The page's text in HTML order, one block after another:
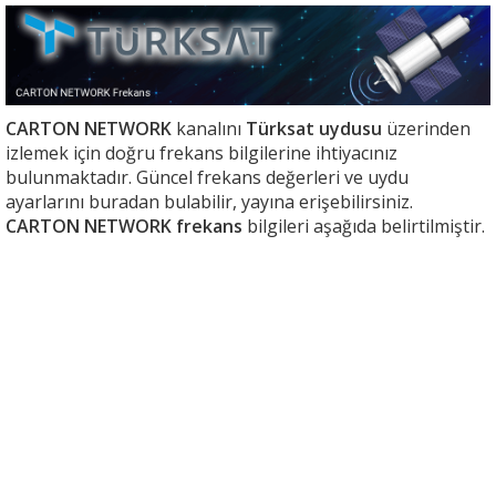
CARTON NETWORK kanalını Türksat uydusu üzerinden
izlemek için doğru frekans bilgilerine ihtiyacınız
bulunmaktadır. Güncel frekans değerleri ve uydu
ayarlarını buradan bulabilir, yayına erişebilirsiniz.
CARTON NETWORK frekans bilgileri aşağıda belirtilmiştir.